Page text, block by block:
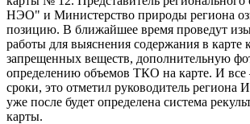
НЭО" и Министерство природы региона
позицию. В ближайшее время проведут
работы для выяснения содержания в карте
запрещенных веществ, дополнительную
определению объемов ТКО на карте. И все
сроки, это отметил руководитель региона
уже после будет определена система
карты.